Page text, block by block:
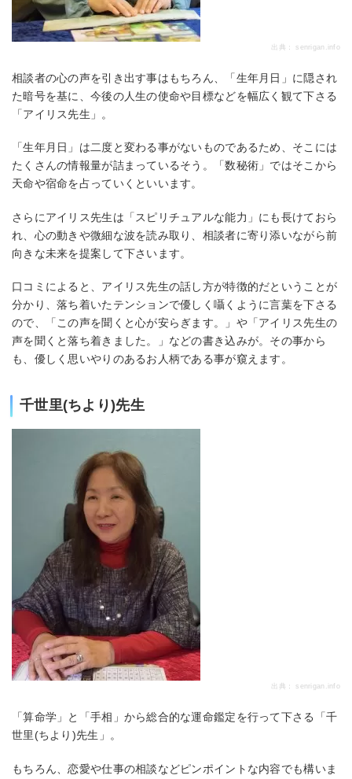
出典： senrigan.info
相談者の心の声を引き出す事はもちろん、「生年月日」に隠され
た暗号を基に、今後の人生の使命や目標などを幅広く観て下さる
「アイリス先生」。
「生年月日」は二度と変わる事がないものであるため、そこには
たくさんの情報量が詰まっているそう。「数秘術」ではそこから
天命や宿命を占っていくといいます。
さらにアイリス先生は「スピリチュアルな能力」にも長けておら
れ、心の動きや微細な波を読み取り、相談者に寄り添いながら前
向きな未来を提案して下さいます。
口コミによると、アイリス先生の話し方が特徴的だということが
分かり、落ち着いたテンションで優しく囁くように言葉を下さる
ので、「この声を聞くと心が安らぎます。」や「アイリス先生の
声を聞くと落ち着きました。」などの書き込みが。その事から
も、優しく思いやりのあるお人柄である事が窺えます。
千世里(ちより)先生
出典： senrigan.info
「算命学」と「手相」から総合的な運命鑑定を行って下さる「千
世里(ちより)先生」。
もちろん、恋愛や仕事の相談などピンポイントな内容でも構いま